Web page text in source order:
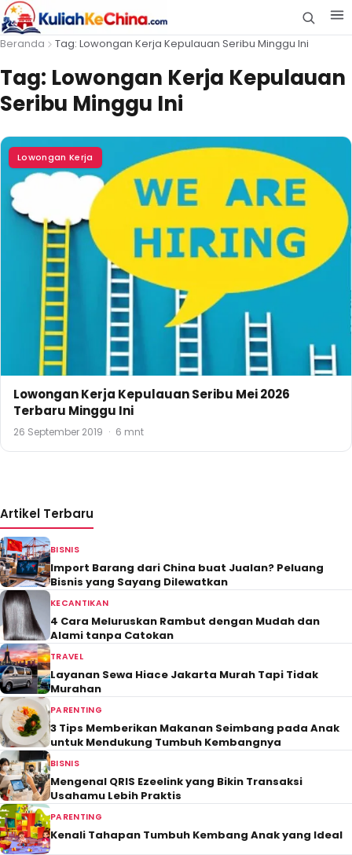
Beranda Tag: Lowongan Kerja Kepulauan Seribu Minggu Ini
Tag: Lowongan Kerja Kepulauan
Seribu Minggu Ini
Lowongan Kerja
Lowongan Kerja Kepulauan Seribu Mei 2026
Terbaru Minggu Ini
26 September 2019 · 6 mnt
Artikel Terbaru
BISNIS
Import Barang dari China buat Jualan? Peluang
Bisnis yang Sayang Dilewatkan
KECANTIKAN
4 Cara Meluruskan Rambut dengan Mudah dan
Alami tanpa Catokan
TRAVEL
Layanan Sewa Hiace Jakarta Murah Tapi Tidak
Murahan
PARENTING
3 Tips Memberikan Makanan Seimbang pada Anak
untuk Mendukung Tumbuh Kembangnya
BISNIS
Mengenal QRIS Ezeelink yang Bikin Transaksi
Usahamu Lebih Praktis
PARENTING
Kenali Tahapan Tumbuh Kembang Anak yang Ideal